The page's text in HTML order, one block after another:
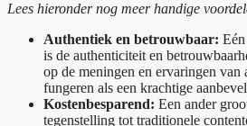
Lees hieronder nog meer handige
Authentiek en betrouwbaar:
is de authenticiteit en
op de meningen en ervaringen van
fungeren als een krachtige
Kostenbesparend: Een ander
tegenstelling tot traditionele